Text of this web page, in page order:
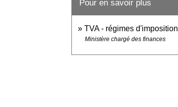
Pour en savoir plus
TVA - régimes d'imposition
Ministère chargé des finances